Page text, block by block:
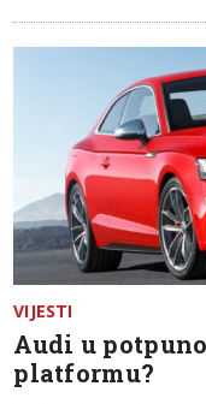
VIJESTI
Audi u
platformu?